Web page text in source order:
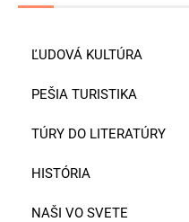
ĽUDOVÁ KULTÚRA
PEŠIA TURISTIKA
TÚRY DO LITERATÚRY
HISTÓRIA
NAŠI VO SVETE